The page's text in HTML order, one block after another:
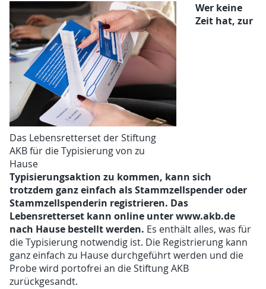
Das Lebensretterset der Stiftung
AKB für die Typisierung von zu
Hause
Wer keine
Zeit hat, zur
Typisierungsaktion zu kommen, kann sich
trotzdem ganz einfach als Stammzellspender oder
Stammzellspenderin registrieren. Das
Lebensretterset kann online unterwww.akb.de
nach Hause bestellt werden. Es enthält alles, was für
die Typisierung notwendig ist. Die Registrierung kann
ganz einfach zu Hause durchgeführt werden und die
Probe wird portofrei an die Stiftung AKB
zurückgesandt.